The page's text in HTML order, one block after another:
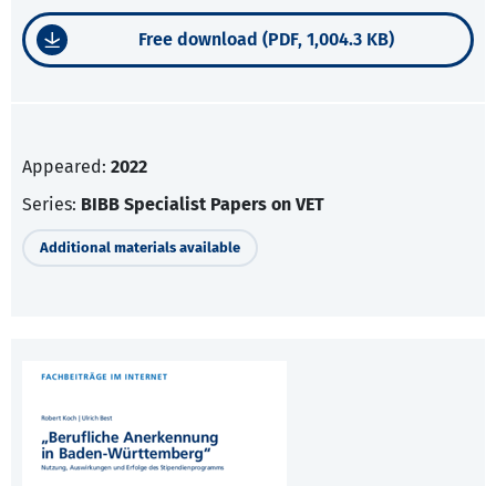
Free download (PDF, 1,004.3 KB)
Appeared: 2022
Series: BIBB Specialist Papers on VET
Additional materials available